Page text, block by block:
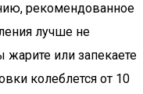
рекомендованное
лучше не
или запекаете
колеблется от 10